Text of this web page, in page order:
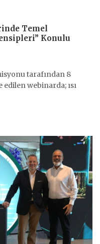
Temel
Konulu
tarafından 8
webinarda; ısı